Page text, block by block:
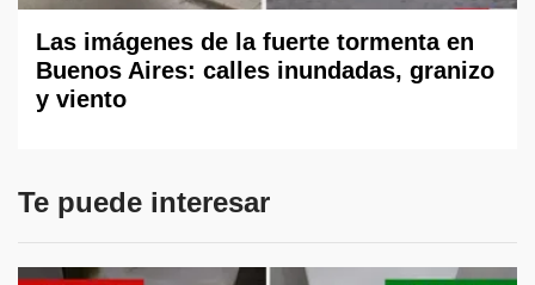
Las imágenes de la fuerte tormenta en
Buenos Aires: calles inundadas, granizo
y viento
Te puede interesar